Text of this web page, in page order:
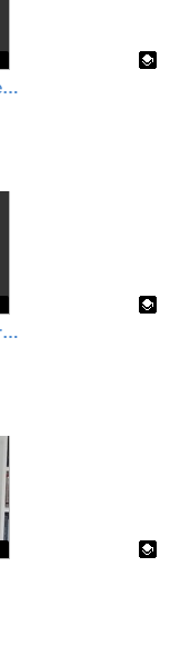
Video sobre apuntes sobre Nietzsche
Comentario a los apuntes sobre MArx